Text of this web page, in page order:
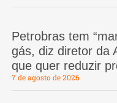
Petrobras tem
gás, diz diretor da
que quer reduzir
7 de agosto de 2026